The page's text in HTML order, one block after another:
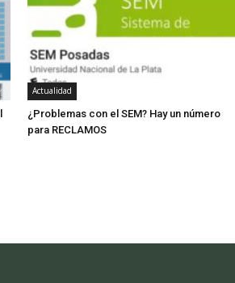
Actualidad
¿Problemas con el SEM? Hay un número
para RECLAMOS